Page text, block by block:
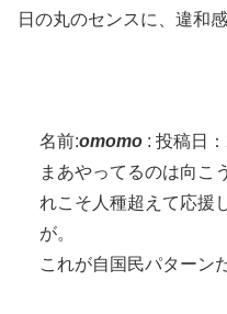
日の丸のセンスに、違和感
名前:omomo : 投稿日
まあやってるのは向こ
れこそ人種超えて応援
が。
これが自国民パターン